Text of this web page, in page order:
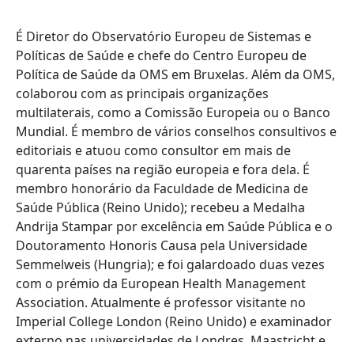
É Diretor do Observatório Europeu de Sistemas e
Políticas de Saúde e chefe do Centro Europeu de
Política de Saúde da OMS em Bruxelas. Além da OMS,
colaborou com as principais organizações
multilaterais, como a Comissão Europeia ou o Banco
Mundial. É membro de vários conselhos consultivos e
editoriais e atuou como consultor em mais de
quarenta países na região europeia e fora dela. É
membro honorário da Faculdade de Medicina de
Saúde Pública (Reino Unido); recebeu a Medalha
Andrija Stampar por excelência em Saúde Pública e o
Doutoramento Honoris Causa pela Universidade
Semmelweis (Hungria); e foi galardoado duas vezes
com o prémio da European Health Management
Association. Atualmente é professor visitante no
Imperial College London (Reino Unido) e examinador